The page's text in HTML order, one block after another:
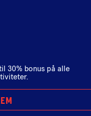
30% bonus på alle